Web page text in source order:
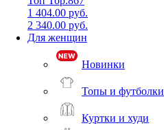
1 404.00 руб.
2 340.00 руб.
Для женщин
Новинки
Топы и футболки
Куртки и худи